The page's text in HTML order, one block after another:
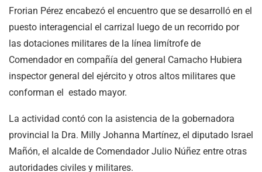
Frorian Pérez encabezó el encuentro que se desarrolló en el
puesto interagencial el carrizal luego de un recorrido por
las dotaciones militares de la línea limítrofe de
Comendador en compañía del general Camacho Hubiera
inspector general del ejército y otros altos militares que
conforman el estado mayor.
La actividad contó con la asistencia de la gobernadora
provincial la Dra. Milly Johanna Martínez, el diputado Israel
Mañón, el alcalde de Comendador Julio Núñez entre otras
autoridades civiles y militares.